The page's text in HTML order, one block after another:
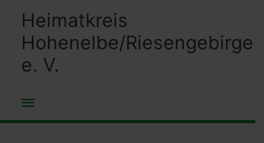
springen
Heimatkreis
Hohenelbe/Riesengebirge
e. V.
Hauptmenü